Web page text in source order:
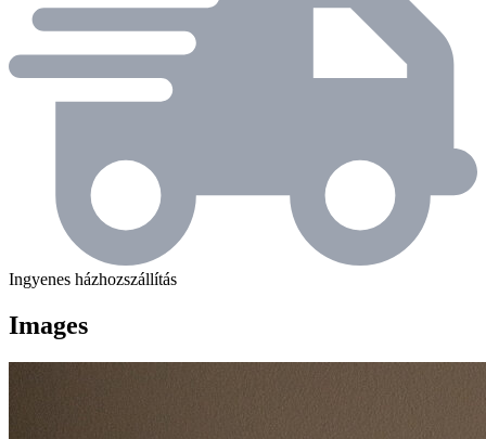
Ingyenes házhozszállítás
Images